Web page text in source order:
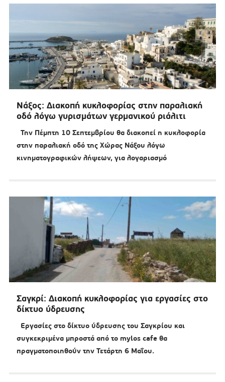
Νάξος: Διακοπή κυκλοφορίας στην παραλιακή
οδό λόγω γυρισμάτων γερμανικού ριάλιτι
Την Πέμπτη 10 Σεπτεμβρίου θα διακοπεί η κυκλοφορία
στην παραλιακή οδό της Χώρας Νάξου λόγω
κινηματογραφικών λήψεων, για λογαριασμό
Σαγκρί: Διακοπή κυκλοφορίας για εργασίες στο
δίκτυο ύδρευσης
Εργασίες στο δίκτυο ύδρευσης του Σαγκρίου και
συγκεκριμένα μπροστά από το mylos cafe θα
πραγματοποιηθούν την Τετάρτη 6 Μαΐου.